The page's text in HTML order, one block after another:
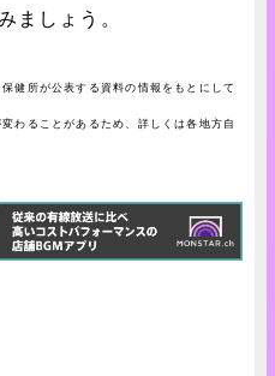
ましょう。
健所が公表する資料の情報をもとにして
わることがあるため、詳しくは各地方自